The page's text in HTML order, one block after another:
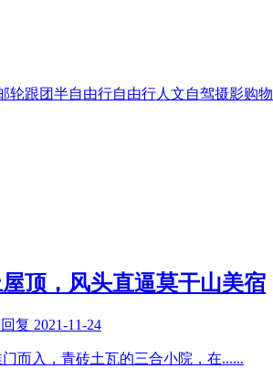
轮跟团半自由行自由行人文自驾摄影购物
顶，风头直逼莫干山美宿
复 2021-11-24
而入，青砖土瓦的三合小院，在......